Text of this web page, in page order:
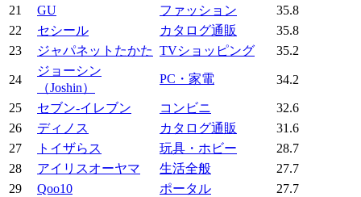
21
GU ファッション
35.8
22
セシール カタログ通販
35.8
23
ジャパネットたかた TVショッピング 35.2
24
ジョーシン
（Joshin）
PC・家電 34.2
25 セブン‐イレブン コンビニ
32.6
26
ディノス カタログ通販
31.6
27
トイザらス 玩具・ホビー
28.7
28
アイリスオーヤマ 生活全般
27.7
29
Qoo10 ポータル
27.7